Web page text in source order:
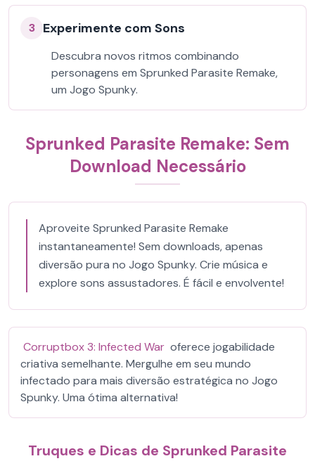
3 Experimente com Sons
Descubra novos ritmos combinando
personagens em Sprunked Parasite Remake,
um Jogo Spunky.
Sprunked Parasite Remake: Sem
Download Necessário
Aproveite Sprunked Parasite Remake
instantaneamente! Sem downloads, apenas
diversão pura no Jogo Spunky. Crie música e
explore sons assustadores. É fácil e envolvente!
Corruptbox 3: Infected War oferece jogabilidade
criativa semelhante. Mergulhe em seu mundo
infectado para mais diversão estratégica no Jogo
Spunky. Uma ótima alternativa!
Truques e Dicas de Sprunked Parasite